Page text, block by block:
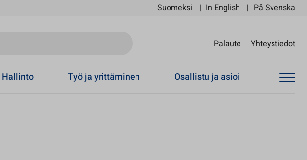
Suomeksi In English På Svenska
Palaute Yhteystiedot
Hallinto Työ ja yrittäminen Osallistu ja asioi